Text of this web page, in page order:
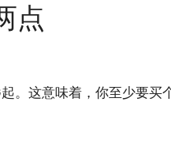
点
。这意味着，你至少要买